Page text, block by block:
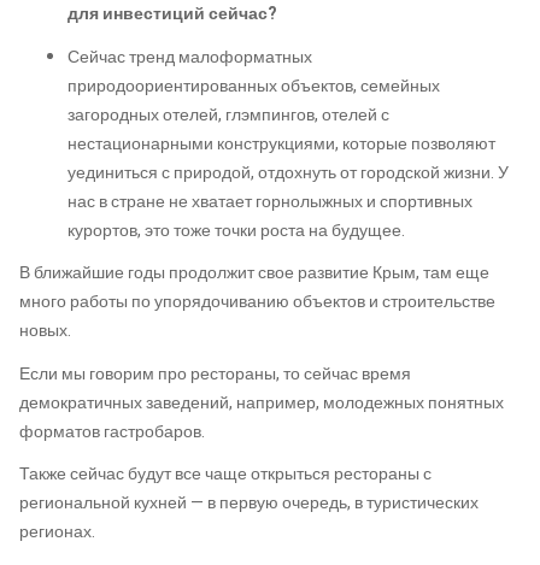
для инвестиций сейчас?
Сейчас тренд малоформатных
природоориентированных объектов, семейных
загородных отелей, глэмпингов, отелей с
нестационарными конструкциями, которые позволяют
уединиться с природой, отдохнуть от городской жизни. У
нас в стране не хватает горнолыжных и спортивных
курортов, это тоже точки роста на будущее.
В ближайшие годы продолжит свое развитие Крым, там еще
много работы по упорядочиванию объектов и строительстве
новых.
Если мы говорим про рестораны, то сейчас время
демократичных заведений, например, молодежных понятных
форматов гастробаров.
Также сейчас будут все чаще открыться рестораны с
региональной кухней — в первую очередь, в туристических
регионах.